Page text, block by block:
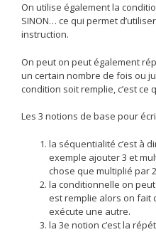
On utilise également la
SINON… ce qui permet
instruction.
On peut on peut également
un certain nombre de fois ou
condition soit remplie, c’est ce
Les 3 notions de base pour
la séquentialité c’est à
exemple ajouter 3 et
chose que multiplié par
la conditionnelle on
est remplie alors on fait
exécute une autre.
la 3e notion c’est la